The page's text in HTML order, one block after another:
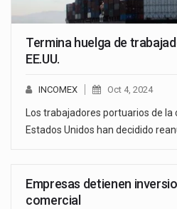
Termina huelga de
EE.UU.
INCOMEX Oct 4, 2024
Los trabajadores portuarios de
Estados Unidos han decidido
Empresas detienen
comercial